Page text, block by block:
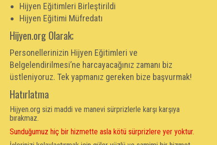
Hijyen Eğitimleri Birleştirildi
Hijyen Eğitimi Müfredatı
Hijyen.org Olarak;
Personellerinizin Hijyen Eğitimleri ve
Belgelendirilmesi’ne harcayacağınız zamanı biz
üstleniyoruz. Tek yapmanız gereken bize başvurmak!
Hatırlatma
Hijyen.org sizi maddi ve manevi sürprizlerle karşı karşıya
bırakmaz.
Sunduğumuz hiç bir hizmette asla kötü sürprizlere yer yoktur.